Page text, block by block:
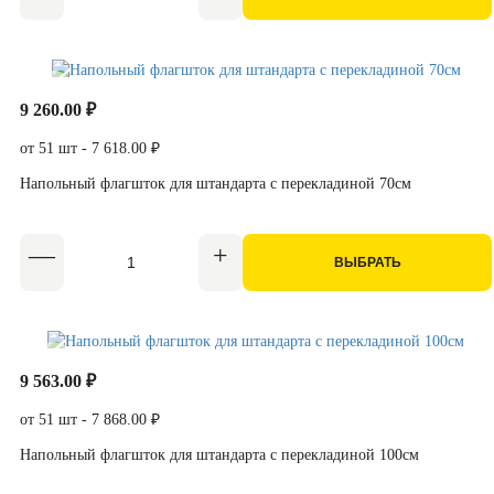
9 260.00 ₽
от 51 шт - 7 618.00 ₽
Напольный флагшток для штандарта с перекладиной 70см
ВЫБРАТЬ
9 563.00 ₽
от 51 шт - 7 868.00 ₽
Напольный флагшток для штандарта с перекладиной 100см